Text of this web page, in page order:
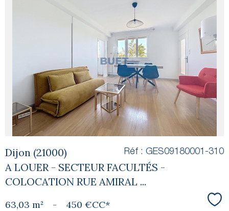
voir le
bien
Dijon (21000)
A LOUER - SECTEUR FACULTÉS -
COLOCATION RUE AMIRAL ...
Réf : GES09180001-310
63,03 m² - 450 €CC*